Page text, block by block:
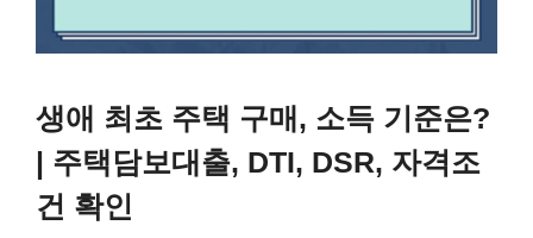
생애 최초 주택 구매, 소득 기준은?
| 주택담보대출, DTI, DSR, 자격조
건 확인